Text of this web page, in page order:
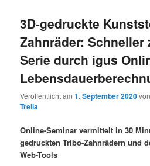
3D-gedruckte
Zahnräder: Schneller
Serie durch igus
Veröffentlicht am1. September 2020
Trella
Online-Seminar vermittelt in 30
gedruckten Tribo-Zahnrädern und
Web-Tools